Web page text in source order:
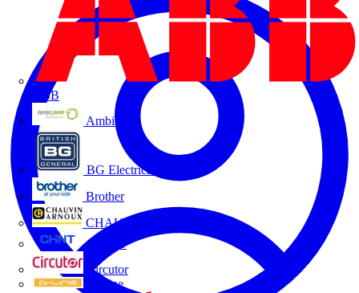
ABB
Ambilamp
BG Electrical
Brother
CHAUVIN ARNOUX
CHINT
Circutor
D-Line